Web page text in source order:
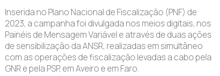
Inserida no Plano Nacional de Fiscalização (PNF) de
2023, a campanha foi divulgada nos meios digitais, nos
Painéis de Mensagem Variável e através de duas ações
de sensibilização da ANSR, realizadas em simultâneo
com as operações de fiscalização levadas a cabo pela
GNR e pela PSP, em Aveiro e em Faro.